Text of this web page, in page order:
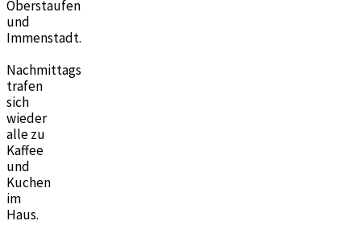
Oberstaufen
und
Immenstadt.
Nachmittags
trafen
sich
wieder
alle zu
Kaffee
und
Kuchen
im
Haus.